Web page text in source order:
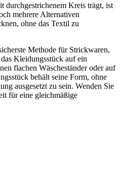
durchgestrichenem Kreis trägt, ist
mehrere Alternativen
ohne das Textil zu
Methode für Strickwaren,
Kleidungsstück auf ein
flachen Wäscheständer oder auf
behält seine Form, ohne
ausgesetzt zu sein. Wenden Sie
für eine gleichmäßige